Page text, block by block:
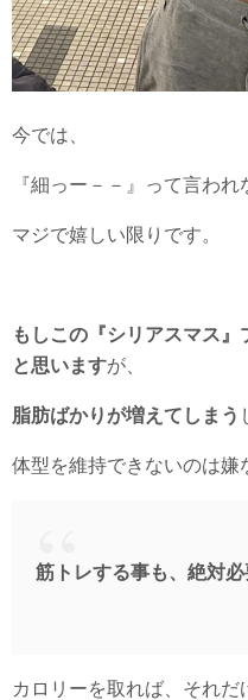
今では、
『細っー－－』って言われ
マジで嬉しい限りです。
もしこの『シリアスマス
と思いますが、
脂肪ばかりが増えてしまう
体型を維持できないのは嫌
筋トレする事も、絶対必
カロリーを取れば、それだ